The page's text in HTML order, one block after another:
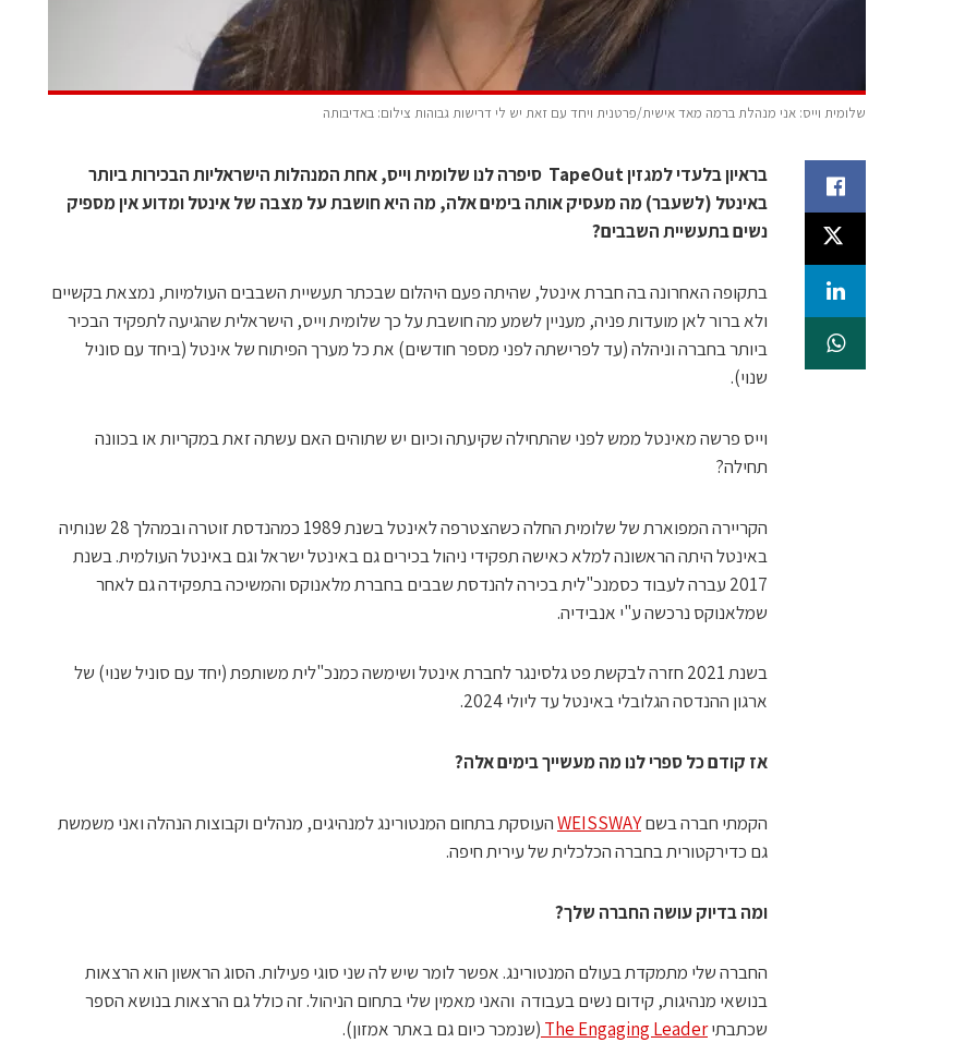
שלומית וייס: אני מנהלת ברמה מאד אישית/פרטנית ויחד עם זאת יש לי דרישות גבוהות צילום: באדיבותה
בראיון בלעדי למגזין TapeOut סיפרה לנו שלומית וייס, אחת המנהלות הישראליות הבכירות ביותר
באינטל (לשעבר) מה מעסיק אותה בימים אלה, מה היא חושבת על מצבה של אינטל ומדוע אין מספיק
נשים בתעשיית השבבים?
בתקופה האחרונה בה חברת אינטל, שהיתה פעם היהלום שבכתר תעשיית השבבים העולמיות, נמצאת בקשיים
ולא ברור לאן מועדות פניה, מעניין לשמע מה חושבת על כך שלומית וייס, הישראלית שהגיעה לתפקיד הבכיר
ביותר בחברה וניהלה (עד לפרישתה לפני מספר חודשים) את כל מערך הפיתוח של אינטל (ביחד עם סוניל
שנוי).
וייס פרשה מאינטל ממש לפני שהתחילה שקיעתה וכיום יש שתוהים האם עשתה זאת במקריות או בכוונה
תחילה?
הקריירה המפוארת של שלומית החלה כשהצטרפה לאינטל בשנת 1989 כמהנדסת זוטרה ובמהלך 28 שנותיה
באינטל היתה הראשונה למלא כאישה תפקידי ניהול בכירים גם באינטל ישראל וגם באינטל העולמית. בשנת
2017 עברה לעבוד כסמנכ"לית בכירה להנדסת שבבים בחברת מלאנוקס והמשיכה בתפקידה גם לאחר
שמלאנוקס נרכשה ע"י אנבידיה.
בשנת 2021 חזרה לבקשת פט גלסינגר לחברת אינטל ושימשה כמנכ"לית משותפת (יחד עם סוניל שנוי) של
ארגון ההנדסה הגלובלי באינטל עד ליולי 2024.
אז קודם כל ספרי לנו מה מעשייך בימים אלה?
הקמתי חברה בשםWEISSWAYהעוסקת בתחום המנטורינג למנהיגים, מנהלים וקבוצות הנהלה ואני משמשת
גם כדירקטורית בחברה הכלכלית של עירית חיפה.
ומה בדיוק עושה החברה שלך?
החברה שלי מתמקדת בעולם המנטורינג. אפשר לומר שיש לה שני סוגי פעילות. הסוג הראשון הוא הרצאות
בנושאי מנהיגות, קידום נשים בעבודה והאני מאמין שלי בתחום הניהול. זה כולל גם הרצאות בנושא הספר
שכתבתיThe Engaging Leader (שנמכר כיום גם באתר אמזון).